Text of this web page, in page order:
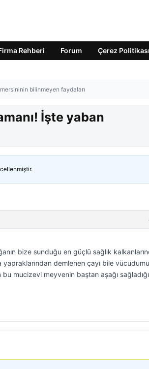
Rehberi Forum Çerez Politikası
bilinmeyen faydaları
İşte yaban
bize sunduğu en güçlü sağlık
demlenen çayı bile
mucizevi meyvenin baştan aşağı sağladığı